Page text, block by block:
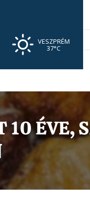
VESZPRÉM
37°C